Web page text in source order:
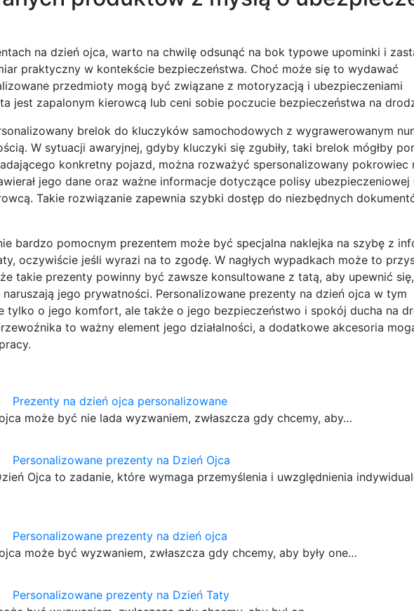
na dzień ojca, warto na chwilę odsunąć na bok typowe upominki i
praktyczny w kontekście bezpieczeństwa. Choć może się to wydawać
przedmioty mogą być związane z motoryzacją i ubezpieczeniami
jest zapalonym kierowcą lub ceni sobie poczucie bezpieczeństwa na
brelok do kluczyków samochodowych z wygrawerowanym
W sytuacji awaryjnej, gdyby kluczyki się zgubiły, taki brelok mógłby
konkretny pojazd, można rozważyć spersonalizowany pokrowiec
jego dane oraz ważne informacje dotyczące polisy ubezpieczeniowej
Takie rozwiązanie zapewnia szybki dostęp do niezbędnych
bardzo pomocnym prezentem może być specjalna naklejka na szybę z
oczywiście jeśli wyrazi na to zgodę. W nagłych wypadkach może to
takie prezenty powinny być zawsze konsultowane z tatą, aby upewnić
jego prywatności. Personalizowane prezenty na dzień ojca w tym
tylko o jego komfort, ale także o jego bezpieczeństwo i spokój ducha na
to ważny element jego działalności, a dodatkowe akcesoria
Prezenty na dzień ojca personalizowane
może być nie lada wyzwaniem, zwłaszcza gdy chcemy, aby…
Personalizowane prezenty na Dzień Ojca
Ojca to zadanie, które wymaga przemyślenia i uwzględnienia
Personalizowane prezenty na dzień ojca
może być wyzwaniem, zwłaszcza gdy chcemy, aby były one…
Personalizowane prezenty na Dzień Taty